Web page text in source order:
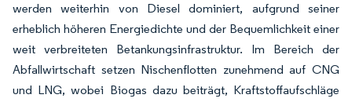
werden weiterhin von Diesel dominiert, aufgrund seiner
erheblich höheren Energiedichte und der Bequemlichkeit einer
weit verbreiteten Betankungsinfrastruktur. Im Bereich der
Abfallwirtschaft setzen Nischenflotten zunehmend auf CNG
und LNG, wobei Biogas dazu beiträgt, Kraftstoffaufschläge